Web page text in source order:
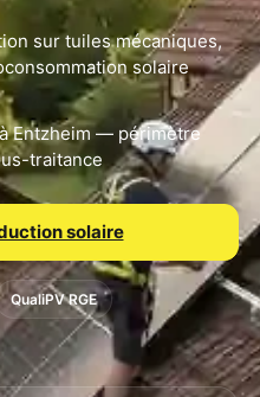
sur tuiles mécaniques,
solaire
Entzheim — périmètre
traitance
solaire
QualiPV RGE